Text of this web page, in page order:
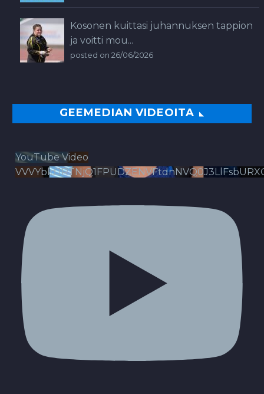
Kosonen kuittasi juhannuksen tappion
ja voitti mou...
posted on 26/06/2026
GEEMEDIAN VIDEOITA
YouTube Video